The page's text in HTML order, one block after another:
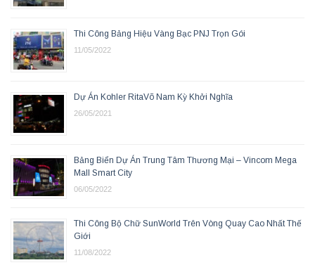
Thi Công Bảng Hiệu Vàng Bạc PNJ Trọn Gói
11/05/2022
Dự Án Kohler RitaVõ Nam Kỳ Khởi Nghĩa
26/05/2021
Bảng Biển Dự Án Trung Tâm Thương Mại – Vincom Mega
Mall Smart City
06/05/2022
Thi Công Bộ Chữ SunWorld Trên Vòng Quay Cao Nhất Thế
Giới
11/08/2022